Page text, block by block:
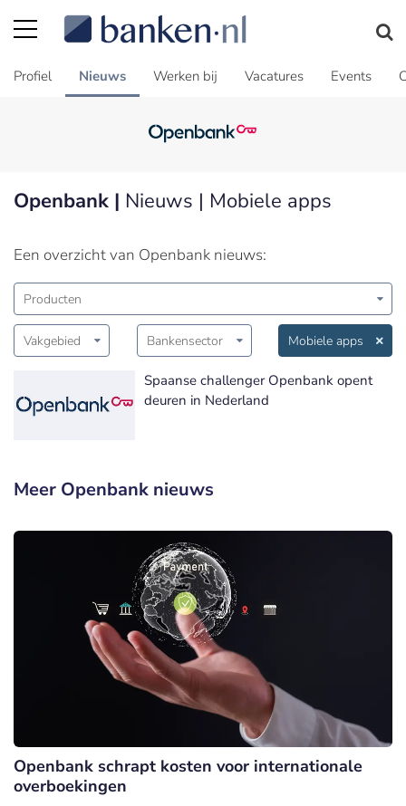
Profiel Nieuws Werken bij Vacatures Events
Openbank | Nieuws | Mobiele apps
Een overzicht van Openbank nieuws:
Producten
Vakgebied Bankensector Mobiele apps
Spaanse challenger Openbank opent
deuren in Nederland
Meer Openbank nieuws
Openbank schrapt kosten voor internationale
overboekingen